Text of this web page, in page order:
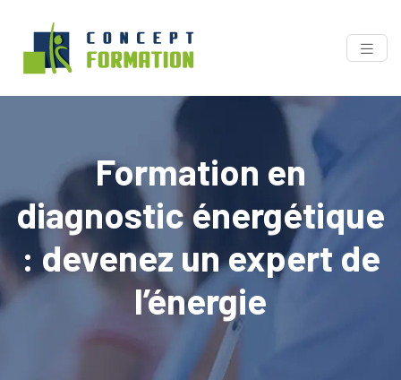
Formation en
diagnostic énergétique
: devenez un expert de
l’énergie